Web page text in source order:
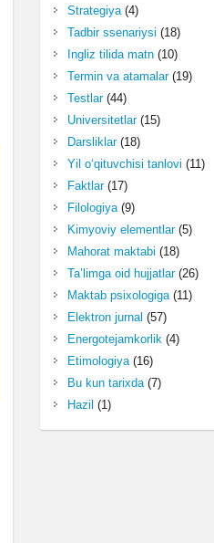
Strategiya(4)
Tadbir ssenariysi (18)
Ingliz tilida matn(10)
Termin va atamalar(19)
Testlar(44)
Universitetlar(15)
Darsliklar(18)
Yil o‘qituvchisi tanlovi (11)
Faktlar(17)
Filologiya(9)
Kimyoviy elementlar(5)
Mahorat maktabi (18)
Ta’limga oid hujjatlar(26)
Maktab psixologiga(11)
Elektron jurnal (57)
Energotejamkorlik(4)
Etimologiya(16)
Bu kun tarixda(7)
Hazil (1)